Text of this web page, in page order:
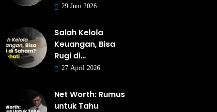
29 Juni 2026
Salah Kelola
Keuangan, Bisa
Rugi di…
27 April 2026
Net Worth: Rumus
untuk Tahu